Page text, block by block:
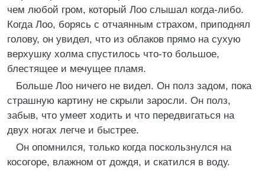
чем любой гром, который Лоо слышал когда-либо.
Когда Лоо, борясь с отчаянным страхом, приподнял
голову, он увидел, что из облаков прямо на сухую
верхушку холма спустилось что-то большое,
блестящее и мечущее пламя.
Больше Лоо ничего не видел. Он полз задом, пока
страшную картину не скрыли заросли. Он полз,
забыв, что умеет ходить и что передвигаться на
двух ногах легче и быстрее.
Он опомнился, только когда поскользнулся на
косогоре, влажном от дождя, и скатился в воду.